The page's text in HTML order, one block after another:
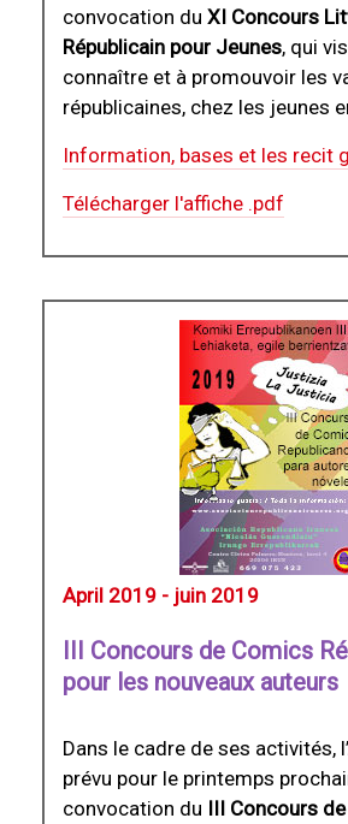
convocation du XI Concours
Républicain pour Jeunes, qui
connaître et à promouvoir les
républicaines, chez les jeunes
Information, bases et les recit
Télécharger l'affiche .pdf
April 2019 - juin 2019
III Concours de Comics
pour les nouveaux auteurs
Dans le cadre de ses activités,
prévu pour le printemps
convocation du III Concours